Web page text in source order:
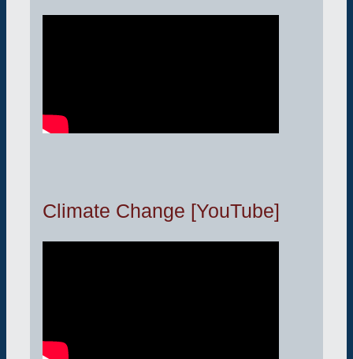
Climate Change [YouTube]